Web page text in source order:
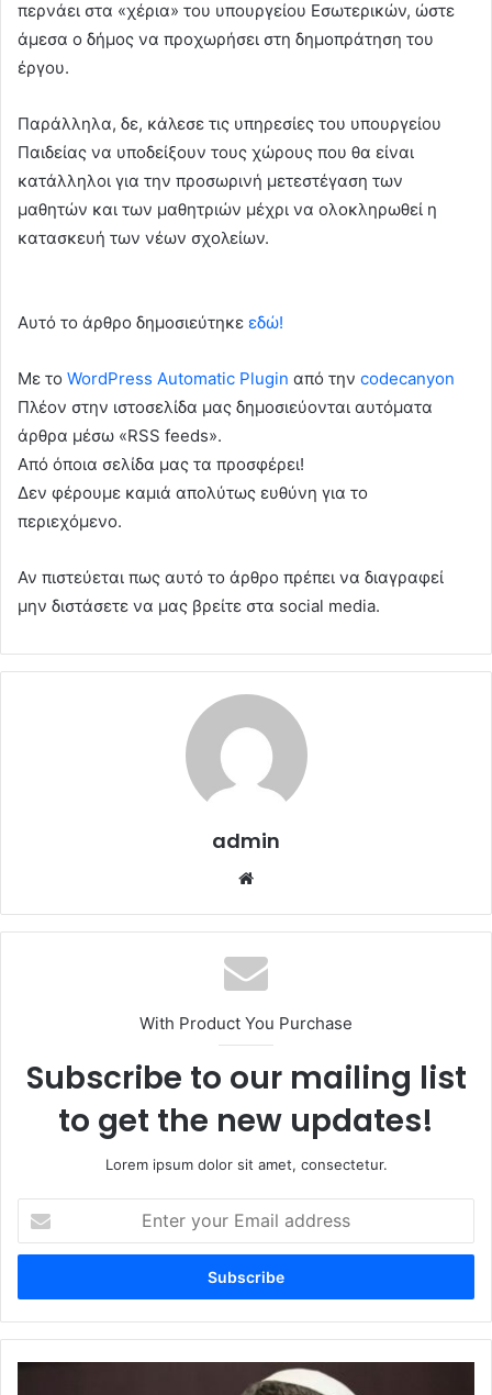
περνάει στα «χέρια» του υπουργείου Εσωτερικών, ώστε
άμεσα ο δήμος να προχωρήσει στη δημοπράτηση του
έργου.
Παράλληλα, δε, κάλεσε τις υπηρεσίες του υπουργείου
Παιδείας να υποδείξουν τους χώρους που θα είναι
κατάλληλοι για την προσωρινή μετεστέγαση των
μαθητών και των μαθητριών μέχρι να ολοκληρωθεί η
κατασκευή των νέων σχολείων.
Αυτό το άρθρο δημοσιεύτηκε εδώ!
Με το WordPress Automatic Plugin από την codecanyon
Πλέον στην ιστοσελίδα μας δημοσιεύονται αυτόματα
άρθρα μέσω «RSS feeds».
Από όποια σελίδα μας τα προσφέρει!
Δεν φέρουμε καμιά απολύτως ευθύνη για το
περιεχόμενο.
Αν πιστεύεται πως αυτό το άρθρο πρέπει να διαγραφεί
μην διστάσετε να μας βρείτε στα social media.
admin
With Product You Purchase
Subscribe to our mailing list
to get the new updates!
Lorem ipsum dolor sit amet, consectetur.
your
Email